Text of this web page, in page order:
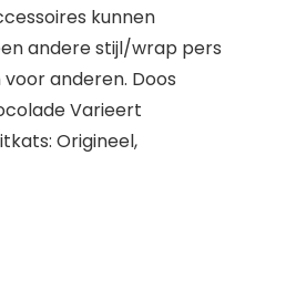
kunnen
andere stijl/wrap pers
anderen. Doos
Varieert
Origineel,